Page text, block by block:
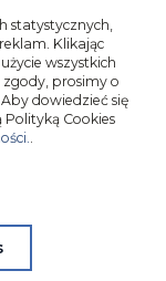
statystycznych,
Klikając
wszystkich
zgody, prosimy o
dowiedzieć się
Polityką Cookies
.